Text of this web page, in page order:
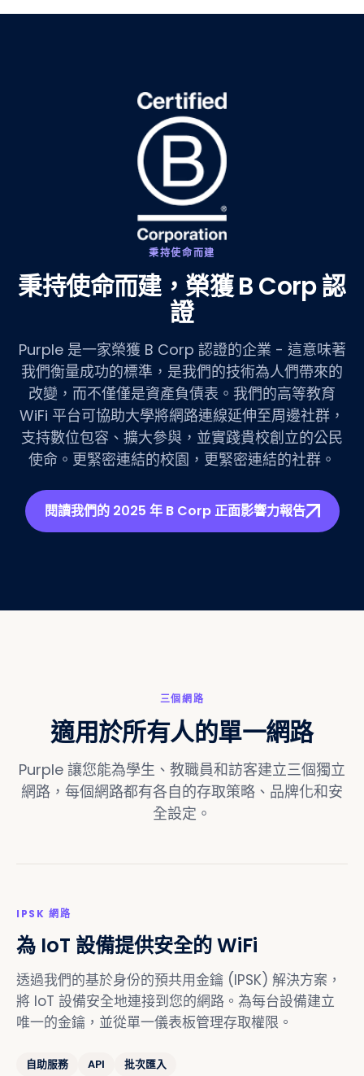
秉持使命而建
秉持使命而建，榮獲 B Corp 認
證
Purple 是一家榮獲 B Corp 認證的企業 - 這意味著
我們衡量成功的標準，是我們的技術為人們帶來的
改變，而不僅僅是資產負債表。我們的高等教育
WiFi 平台可協助大學將網路連線延伸至周邊社群，
支持數位包容、擴大參與，並實踐貴校創立的公民
使命。更緊密連結的校園，更緊密連結的社群。
閱讀我們的 2025 年 B Corp 正面影響力報告
三個網路
適用於所有人的單一網路
Purple 讓您能為學生、教職員和訪客建立三個獨立
網路，每個網路都有各自的存取策略、品牌化和安
全設定。
IPSK 網路
為 IoT 設備提供安全的 WiFi
透過我們的基於身份的預共用金鑰 (IPSK) 解決方案，
將 IoT 設備安全地連接到您的網路。為每台設備建立
唯一的金鑰，並從單一儀表板管理存取權限。
自助服務 API 批次匯入